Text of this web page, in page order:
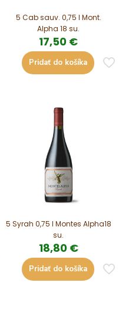
5 Cab sauv. 0,75 l Mont.
Alpha 18 su.
17,50 €
Pridať do košíka
5 Syrah 0,75 l Montes Alpha18
su.
18,80 €
Pridať do košíka